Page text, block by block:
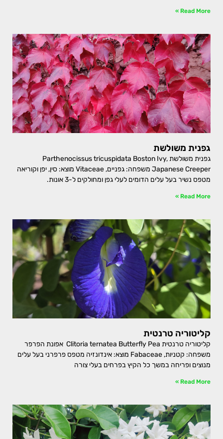
Read More »
גפנית משולשת
גפנית משולשת Parthenocissus tricuspidata Boston Ivy,
Japanese Creeper משפחה: גפניים, Vitaceae מוצא: סין, יפן וקוריאה
מטפס נשיר בעל עלים הדומים לעלי גפן ומחולקים ל-3 אונות.
Read More »
קליטוריה טרנטית
קליטוריה טרנטית Clitoria ternatea Butterfly Pea אפונת הפרפר
משפחה: קטניות, Fabaceae מוצא: אינדונזיה מטפס פרפרני בעל עלים
מנוצים ופריחה במשך כל הקיץ בפרחים בעלי צורה
Read More »